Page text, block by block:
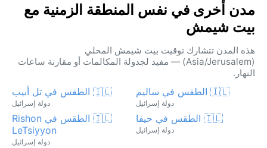
مدن أخرى في نفس المنطقة الزمنية مع
بيت شيمش
هذه المدن تتشارك توقيت بيت شيمش المحلي
(Asia/Jerusalem) — مفيد لجدولة المكالمات أو مقارنة ساعات
النهار.
🇮🇱 الطقس في ساليم
دولة إسرائيل
🇮🇱 الطقس في تل أبيب
دولة إسرائيل
🇮🇱 الطقس في حيفا
دولة إسرائيل
🇮🇱 الطقس في Rishon
LeTsiyyon
دولة إسرائيل